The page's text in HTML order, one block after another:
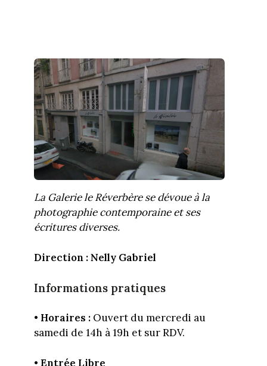
La Galerie le Réverbère se dévoue à la
photographie contemporaine et ses
écritures diverses.
Direction : Nelly Gabriel
Informations pratiques
• Horaires :Ouvert du mercredi au
samedi de 14h à 19h et sur RDV.
• Entrée Libre